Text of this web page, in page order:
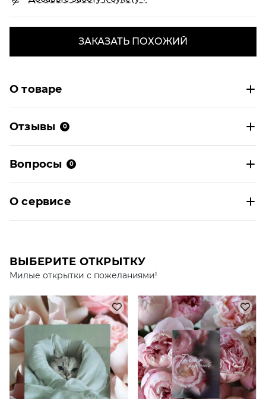
ЗАКАЗАТЬ ПОХОЖИЙ
О товаре
Отзывы 0
Вопросы 0
О сервисе
ВЫБЕРИТЕ ОТКРЫТКУ
Милые открытки с пожеланиями!